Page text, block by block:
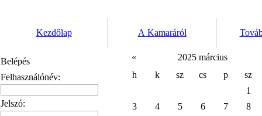
Kezdőlap A Kamaráról
Belépés
Felhasználónév:
Jelszó:
«
2025 március
h
k sz cs p
sz
1
3
4 5 6 7
8